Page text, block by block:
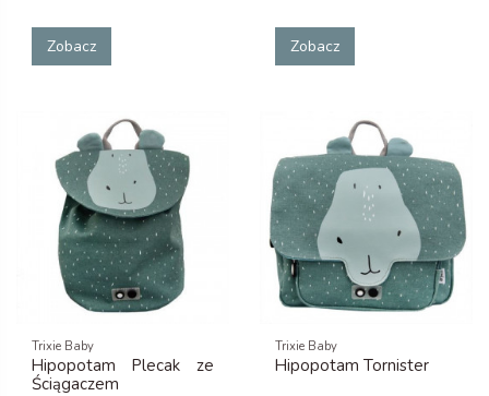
Zobacz Zobacz
Trixie Baby
Hipopotam Plecak ze
Ściągaczem
Trixie Baby
Hipopotam Tornister